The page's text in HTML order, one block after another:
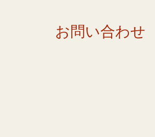
お問い合わせ